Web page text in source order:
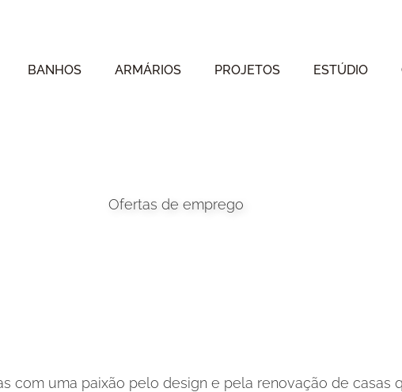
BANHOS ARMÁRIOS PROJETOS ESTÚDIO
Ofertas de emprego
com uma paixão pelo design e pela renovação de casas